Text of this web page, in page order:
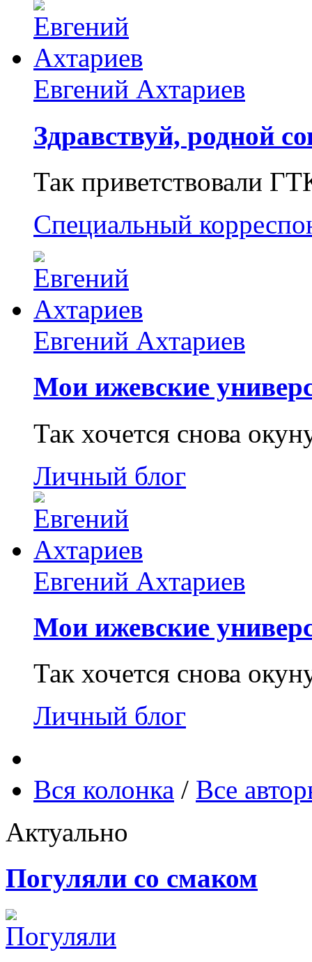
Евгений Ахтариев
Здравствуй, родной
Так приветствовали
Специальный
Евгений Ахтариев
Мои ижевские
Так хочется снова
Личный блог
Евгений Ахтариев
Мои ижевские
Так хочется снова
Личный блог
Вся колонка / Все
Актуально
Погуляли со смаком